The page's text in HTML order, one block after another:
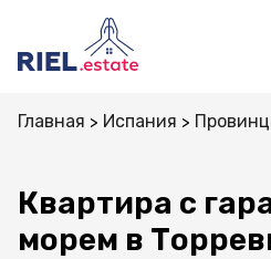
Главная Испания
Квартира с
морем в